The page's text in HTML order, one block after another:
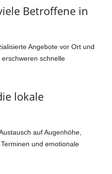
Betroffene in
Angebote vor Ort und
schnelle
lokale
auf Augenhöhe,
und emotionale